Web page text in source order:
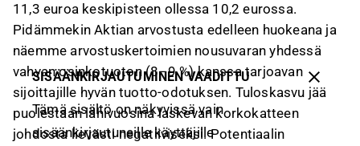
11,3 euroa keskipisteen ollessa 10,2 eurossa.
Pidämmekin Aktian arvostusta edelleen huokeana ja
näemme arvostuskertoimien nousuvaran yhdessä
vahvan osinkotuoton (8–9 %) kanssa tarjoavan
sijoittajille hyvän tuotto-odotuksen. Tuloskasvu jää
puolestaan lähivuosina laskevan korkokatteen
johdosta lievästi negatiiviseksi. Potentiaalin
SISÄÄNKIRJAUTUMINEN VAADITTU
Tämä sisältö on näkyvissä vain
sisäänkirjautuneille käyttäjille